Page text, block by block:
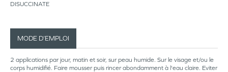
DISUCCINATE
MODE D’EMPLOI
2 applications par jour, matin et soir, sur peau humide. Sur le visage et/ou le
corps humidifié. Faire mousser puis rincer abondamment à l'eau claire. Eviter